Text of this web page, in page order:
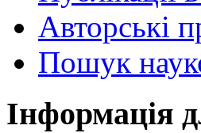
Авторські
Пошук
Інформація